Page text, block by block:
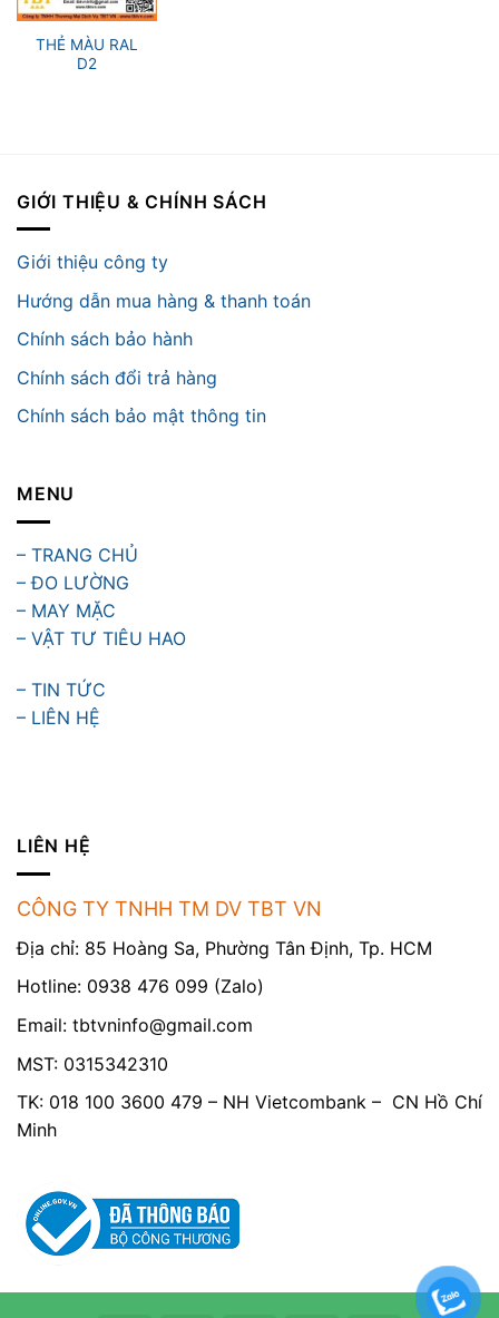
THẺ MÀU RAL
D2
GIỚI THIỆU & CHÍNH SÁCH
Giới thiệu công ty
Hướng dẫn mua hàng & thanh toán
Chính sách bảo hành
Chính sách đổi trả hàng
Chính sách bảo mật thông tin
MENU
– TRANG CHỦ
– ĐO LƯỜNG
– MAY MẶC
– VẬT TƯ TIÊU HAO
– TIN TỨC
– LIÊN HỆ
LIÊN HỆ
CÔNG TY TNHH TM DV TBT VN
Địa chỉ: 85 Hoàng Sa, Phường Tân Định, Tp. HCM
Hotline: 0938 476 099 (Zalo)
Email: tbtvninfo@gmail.com
MST: 0315342310
TK: 018 100 3600 479 – NH Vietcombank – CN Hồ Chí
Minh